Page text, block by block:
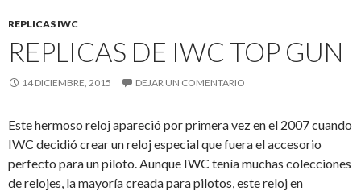
REPLICAS IWC
REPLICAS DE IWC TOP GUN
14 DICIEMBRE, 2015 DEJAR UN COMENTARIO
Este hermoso reloj apareció por primera vez en el 2007 cuando
IWC decidió crear un reloj especial que fuera el accesorio
perfecto para un piloto. Aunque IWC tenía muchas colecciones
de relojes, la mayoría creada para pilotos, este reloj en